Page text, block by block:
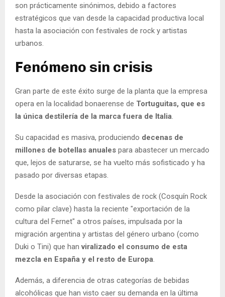
son prácticamente sinónimos, debido a factores
estratégicos que van desde la capacidad productiva local
hasta la asociación con festivales de rock y artistas
urbanos.
Fenómeno sin crisis
Gran parte de este éxito surge de la planta que la empresa
opera en la localidad bonaerense de Tortuguitas, que es
la única destilería de la marca fuera de Italia.
Su capacidad es masiva, produciendo decenas de
millones de botellas anuales para abastecer un mercado
que, lejos de saturarse, se ha vuelto más sofisticado y ha
pasado por diversas etapas.
Desde la asociación con festivales de rock (Cosquín Rock
como pilar clave) hasta la reciente "exportación de la
cultura del Fernet" a otros países, impulsada por la
migración argentina y artistas del género urbano (como
Duki o Tini) que hanviralizado el consumo de esta
mezcla en España y el resto de Europa.
Además, a diferencia de otras categorías de bebidas
alcohólicas que han visto caer su demanda en la última